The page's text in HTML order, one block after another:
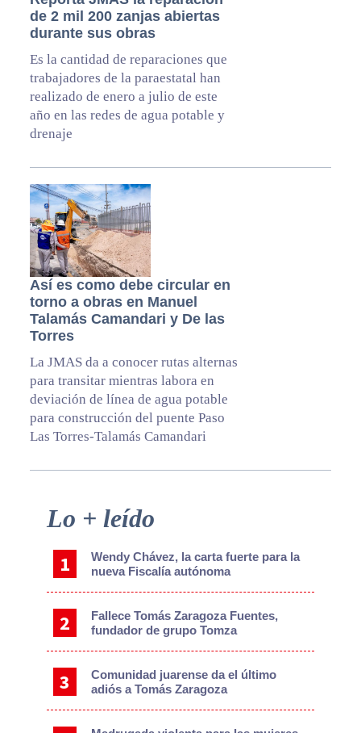
de 2 mil 200 zanjas abiertas
durante sus obras
Es la cantidad de reparaciones que
trabajadores de la paraestatal han
realizado de enero a julio de este
año en las redes de agua potable y
drenaje
Así es como debe circular en
torno a obras en Manuel
Talamás Camandari y De las
Torres
La JMAS da a conocer rutas alternas
para transitar mientras labora en
deviación de línea de agua potable
para construcción del puente Paso
Las Torres-Talamás Camandari
Primary
Lo + leído
Wendy Chávez, la carta fuerte para la
nueva Fiscalía autónoma
Fallece Tomás Zaragoza Fuentes,
fundador de grupo Tomza
Comunidad juarense da el último
adiós a Tomás Zaragoza